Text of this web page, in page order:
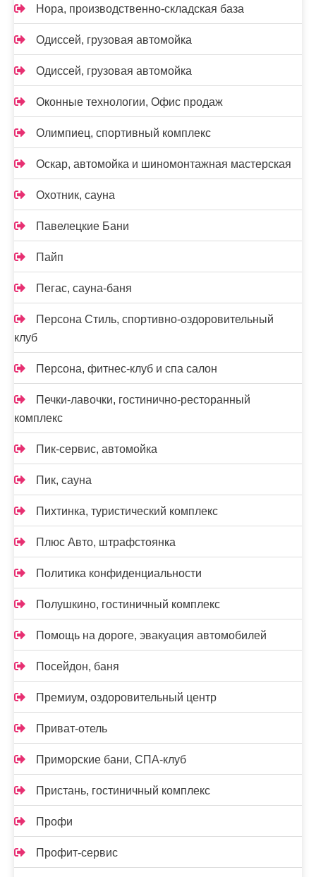
Нора, производственно-складская база
Одиссей, грузовая автомойка
Одиссей, грузовая автомойка
Оконные технологии, Офис продаж
Олимпиец, спортивный комплекс
Оскар, автомойка и шиномонтажная мастерская
Охотник, сауна
Павелецкие Бани
Пайп
Пегас, сауна-баня
Персона Стиль, спортивно-оздоровительный
клуб
Персона, фитнес-клуб и спа салон
Печки-лавочки, гостинично-ресторанный
комплекс
Пик-сервис, автомойка
Пик, сауна
Пихтинка, туристический комплекс
Плюс Авто, штрафстоянка
Политика конфиденциальности
Полушкино, гостиничный комплекс
Помощь на дороге, эвакуация автомобилей
Посейдон, баня
Премиум, оздоровительный центр
Приват-отель
Приморские бани, СПА-клуб
Пристань, гостиничный комплекс
Профи
Профит-сервис